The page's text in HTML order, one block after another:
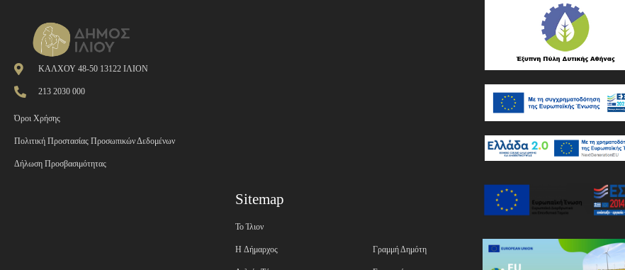
ΚΑΛΧΟΥ 48-50 13122 ΙΛΙΟΝ
213 2030 000
Όροι Χρήσης
Πολιτική Προστασίας Προσωπικών Δεδομένων
Δήλωση Προσβασιμότητας
Sitemap
Το Ίλιον
H Δήμαρχος Γραμμή Δημότη